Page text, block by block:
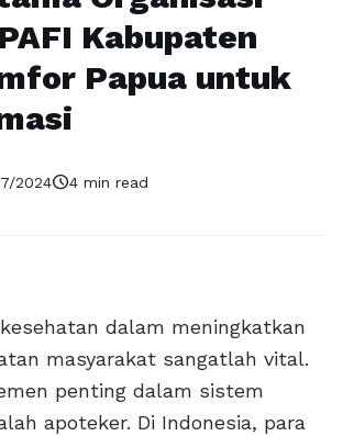
Kabupaten
Papua untuk
2024schedule4 min read
dalam meningkatkan
masyarakat sangatlah vital.
penting dalam sistem
apoteker. Di Indonesia, para